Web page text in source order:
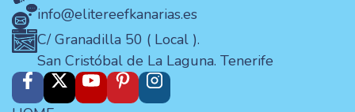
info@elitereefkanarias.es
C/ Granadilla 50 ( Local ).
San Cristóbal de La Laguna. Tenerife